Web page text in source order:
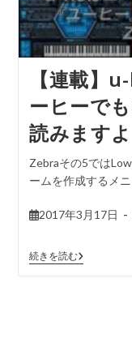
【連載】
ーヒーで
読みます
Zebraその5では
ームを作成するメ
2017年3月17日
続きを読む